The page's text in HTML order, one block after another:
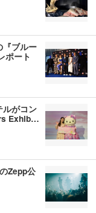
ブルー
ポート
ルがコン
Exhib…
Zepp公